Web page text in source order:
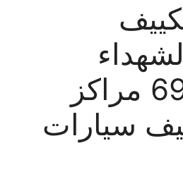
69622745 مراكز
سيارات